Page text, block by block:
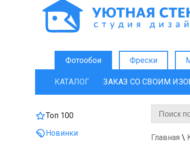
Фотообои Фрески
КАТАЛОГ ЗАКАЗ СО СВОИМ
Топ 100
Новинки
Главная \